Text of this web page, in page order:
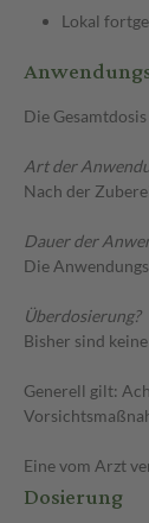
Lokal
Die
Art der
Nach der
Dauer der
Die
Überdosierung?
Bisher sind
Generell gilt:
Eine vom Arzt
Dosierung